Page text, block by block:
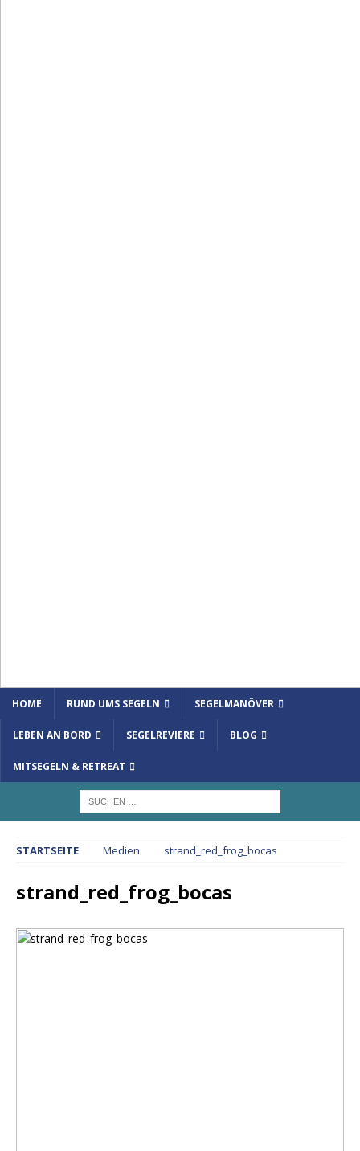
HOME RUND UMS SEGELN SEGELMANÖVER
LEBEN AN BORD SEGELREVIERE BLOG
MITSEGELN & RETREAT
STARTSEITE Medien strand_red_frog_bocas
strand_red_frog_bocas